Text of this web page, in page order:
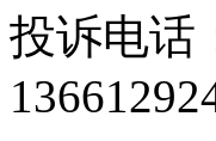
投诉电话